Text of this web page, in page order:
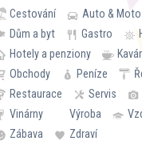
Cestování Auto & Moto
Dům a byt
Gastro
Hotely a penziony
Obchody
Peníze
Restaurace
Servis
Vinárny
Výroba
Zábava
Zdraví